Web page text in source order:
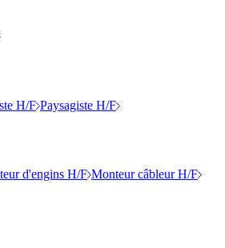
H/F Paysagiste H/F
d'engins H/F Monteur câbleur H/F